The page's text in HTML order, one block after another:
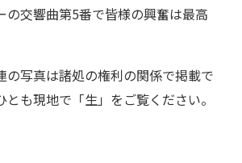
の交響曲第5番で皆様の興奮は最高
写真は諸処の権利の関係で掲載で
とも現地で「生」をご覧ください。